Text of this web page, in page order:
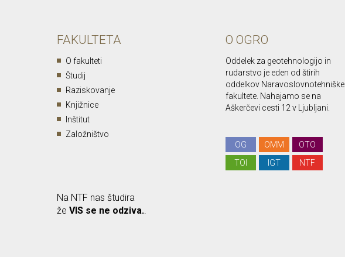
FAKULTETA
O fakulteti
Študij
Raziskovanje
Knjižnice
Inštitut
Založništvo
O OGRO
Oddelek za geotehnologijo in
rudarstvo je eden od štirih
oddelkov Naravoslovnotehniške
fakultete. Nahajamo se na
Aškerčevi cesti 12 v Ljubljani.
OG OMM
OTO
TOI
IGT NTF
Na NTF nas študira
že VIS se ne odziva.